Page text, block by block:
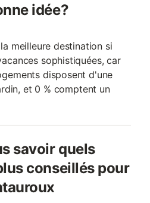
idée?
meilleure destination si
sophistiquées, car
disposent d'une
et 0 % comptent un
savoir quels
conseillés pour